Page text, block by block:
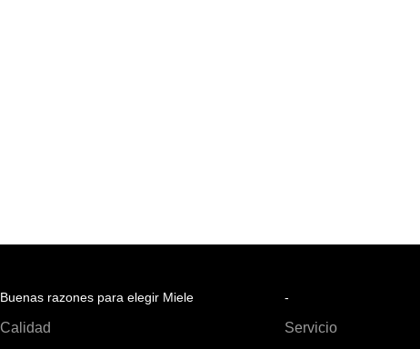
Buenas razones para elegir Miele
Calidad
-
Servicio